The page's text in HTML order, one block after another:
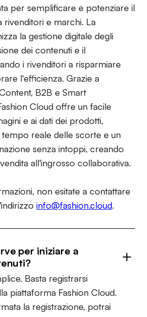
per semplificare e potenziare il
rivenditori e marchi. La
la gestione digitale degli
dei contenuti e il
i rivenditori a risparmiare
l'efficienza. Grazie a
B2B e Smart
Cloud offre un facile
e ai dati dei prodotti,
reale delle scorte e un
senza intoppi, creando
all'ingrosso collaborativa.
non esitate a contattare
info@fashion.cloud.
per iniziare a
Basta registrarsi
piattaforma Fashion Cloud.
la registrazione, potrai